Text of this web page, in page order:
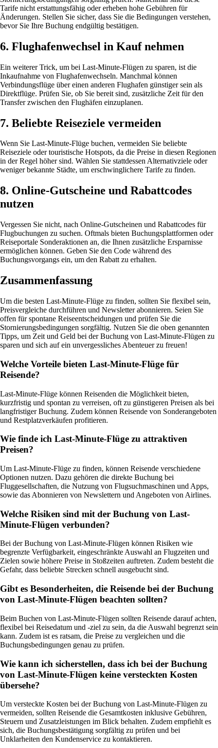
Tarife nicht erstattungsfähig oder erheben hohe Gebühren für
Änderungen. Stellen Sie sicher, dass Sie die Bedingungen verstehen,
bevor Sie Ihre Buchung endgültig bestätigen.
6. Flughafenwechsel in Kauf nehmen
Ein weiterer Trick, um bei Last-Minute-Flügen zu sparen, ist die
Inkaufnahme von Flughafenwechseln. Manchmal können
Verbindungsflüge über einen anderen Flughafen günstiger sein als
Direktflüge. Prüfen Sie, ob Sie bereit sind, zusätzliche Zeit für den
Transfer zwischen den Flughäfen einzuplanen.
7. Beliebte Reiseziele vermeiden
Wenn Sie Last-Minute-Flüge buchen, vermeiden Sie beliebte
Reiseziele oder touristische Hotspots, da die Preise in diesen Regionen
in der Regel höher sind. Wählen Sie stattdessen Alternativziele oder
weniger bekannte Städte, um erschwinglichere Tarife zu finden.
8. Online-Gutscheine und Rabattcodes
nutzen
Vergessen Sie nicht, nach Online-Gutscheinen und Rabattcodes für
Flugbuchungen zu suchen. Oftmals bieten Buchungsplattformen oder
Reiseportale Sonderaktionen an, die Ihnen zusätzliche Ersparnisse
ermöglichen können. Geben Sie den Code während des
Buchungsvorgangs ein, um den Rabatt zu erhalten.
Zusammenfassung
Um die besten Last-Minute-Flüge zu finden, sollten Sie flexibel sein,
Preisvergleiche durchführen und Newsletter abonnieren. Seien Sie
offen für spontane Reiseentscheidungen und prüfen Sie die
Stornierungsbedingungen sorgfältig. Nutzen Sie die oben genannten
Tipps, um Zeit und Geld bei der Buchung von Last-Minute-Flügen zu
sparen und sich auf ein unvergessliches Abenteuer zu freuen!
Welche Vorteile bieten Last-Minute-Flüge für
Reisende?
Last-Minute-Flüge können Reisenden die Möglichkeit bieten,
kurzfristig und spontan zu verreisen, oft zu günstigeren Preisen als bei
langfristiger Buchung. Zudem können Reisende von Sonderangeboten
und Restplatzverkäufen profitieren.
Wie finde ich Last-Minute-Flüge zu attraktiven
Preisen?
Um Last-Minute-Flüge zu finden, können Reisende verschiedene
Optionen nutzen. Dazu gehören die direkte Buchung bei
Fluggesellschaften, die Nutzung von Flugsuchmaschinen und Apps,
sowie das Abonnieren von Newslettern und Angeboten von Airlines.
Welche Risiken sind mit der Buchung von Last-
Minute-Flügen verbunden?
Bei der Buchung von Last-Minute-Flügen können Risiken wie
begrenzte Verfügbarkeit, eingeschränkte Auswahl an Flugzeiten und
Zielen sowie höhere Preise in Stoßzeiten auftreten. Zudem besteht die
Gefahr, dass beliebte Strecken schnell ausgebucht sind.
Gibt es Besonderheiten, die Reisende bei der Buchung
von Last-Minute-Flügen beachten sollten?
Beim Buchen von Last-Minute-Flügen sollten Reisende darauf achten,
flexibel bei Reisedatum und -ziel zu sein, da die Auswahl begrenzt sein
kann. Zudem ist es ratsam, die Preise zu vergleichen und die
Buchungsbedingungen genau zu prüfen.
Wie kann ich sicherstellen, dass ich bei der Buchung
von Last-Minute-Flügen keine versteckten Kosten
übersehe?
Um versteckte Kosten bei der Buchung von Last-Minute-Flügen zu
vermeiden, sollten Reisende die Gesamtkosten inklusive Gebühren,
Steuern und Zusatzleistungen im Blick behalten. Zudem empfiehlt es
sich, die Buchungsbestätigung sorgfältig zu prüfen und bei
Unklarheiten den Kundenservice zu kontaktieren.